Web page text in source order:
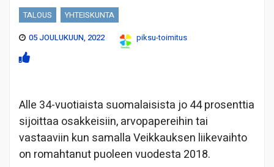
TALOUS
YHTEISKUNTA
05 JOULUKUUN, 2022
piksu-toimitus
Alle 34-vuotiaista suomalaisista jo 44 prosenttia
sijoittaa osakkeisiin, arvopapereihin tai
vastaaviin kun samalla Veikkauksen liikevaihto
on romahtanut puoleen vuodesta 2018.